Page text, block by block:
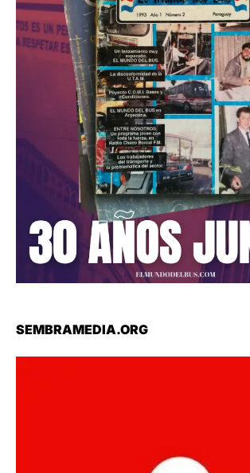
SEMBRAMEDIA.ORG